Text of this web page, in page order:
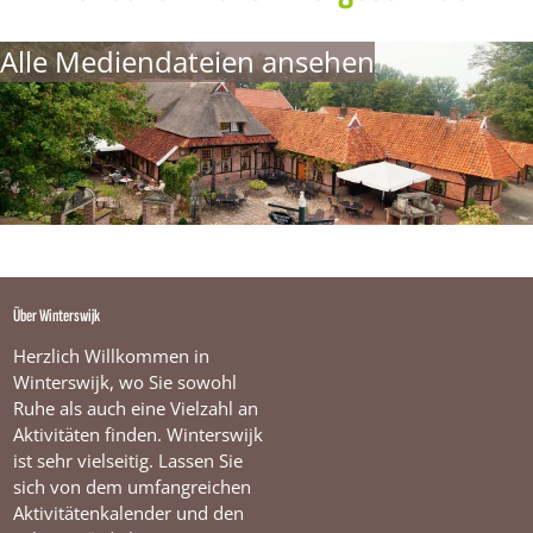
Alle Mediendateien ansehen
Über Winterswijk
Herzlich Willkommen in
Winterswijk, wo Sie sowohl
Ruhe als auch eine Vielzahl an
Aktivitäten finden. Winterswijk
ist sehr vielseitig. Lassen Sie
sich von dem umfangreichen
Aktivitätenkalender und den